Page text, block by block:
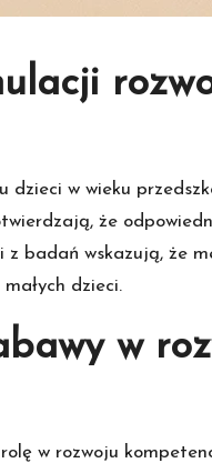
w wieku
że
z badań wskazują, że
dzieci.
w
w rozwoju